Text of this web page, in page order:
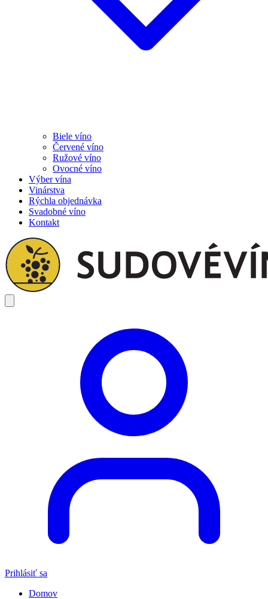
Biele víno
Červené víno
Ružové víno
Ovocné víno
Výber vína
Vinárstva
Rýchla objednávka
Svadobné víno
Kontakt
Prihlásiť sa
Domov